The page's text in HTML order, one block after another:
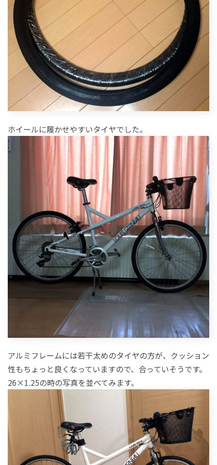
ホイールに履かせやすいタイヤでした。
アルミフレームには若干太めのタイヤの方が、クッション
性もちょっと良くなっていますので、合っていそうです。
26×1.25の時の写真を並べてみます。